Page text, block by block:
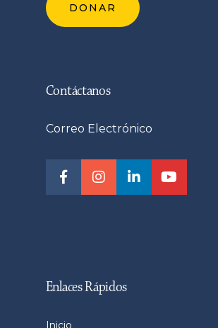
DONAR
Contáctanos
Correo Electrónico
Enlaces Rápidos
Inicio